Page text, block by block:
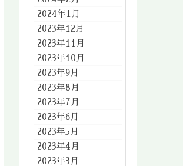
2024年1月
2023年12月
2023年11月
2023年10月
2023年9月
2023年8月
2023年7月
2023年6月
2023年5月
2023年4月
2023年3月